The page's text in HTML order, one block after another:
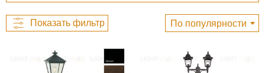
По популярности